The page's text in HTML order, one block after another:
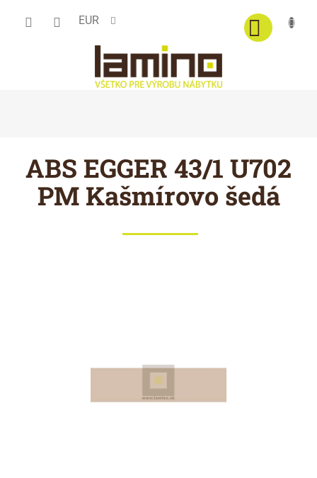
EUR
ABS EGGER 43/1 U702
PM Kašmírovo šedá